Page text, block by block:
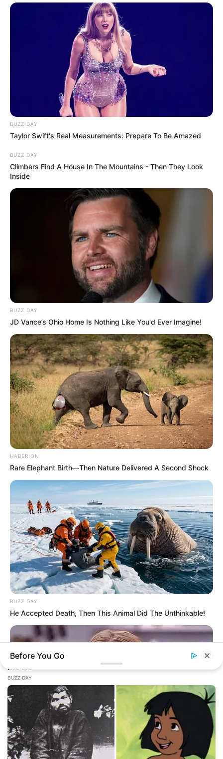
des
articles
PRONOSTIC QUINTÉ PRIX
DE PREUILLY 20-03-2026
BUZZ DAY
Taylor Swift's Real Measurements: Prepare To Be Amazed
BUZZ DAY
Climbers Find A House In The Mountains - Then They Look
Inside
BUZZ DAY
JD Vance’s Ohio Home Is Nothing Like You'd Ever Imagine!
HABERION
Rare Elephant Birth—Then Nature Delivered A Second Shock
BUZZ DAY
He Accepted Death, Then This Animal Did The Unthinkable!
HABERION
Before You Go